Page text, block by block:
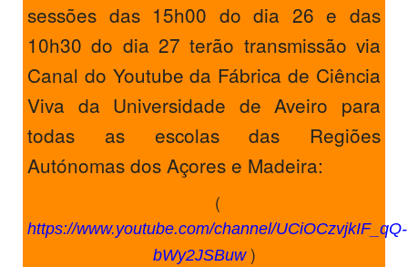
sessões das 15h00 do dia 26 e das
10h30 do dia 27 terão transmissão via
Canal do Youtube da Fábrica de Ciência
Viva da Universidade de Aveiro para
todas as escolas das Regiões
Autónomas dos Açores e Madeira:
(
https://www.youtube.com/channel/UCiOCzvjkIF_qQ-
bWy2JSBuw)